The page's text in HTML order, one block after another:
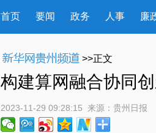
首页 要闻 政务 人事 廉
>>正文
构建算网融合协同
2023-11-29 09:28:15 来源： 贵州日报